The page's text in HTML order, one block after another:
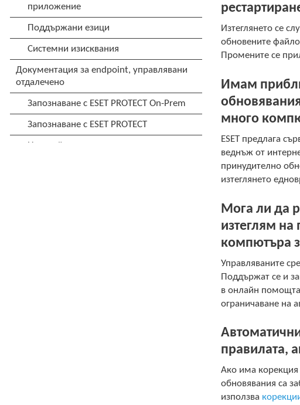
Изтеглянето се
обновените
Промените се
Имам
много
ESET предлага
веднъж от
принудително
изтеглянето
Мога ли да
изтеглям
компютъра
Управляваните
Поддържат се и
в онлайн
ограничаване на
правилата,
Ако има корекция
обновявания са
използва